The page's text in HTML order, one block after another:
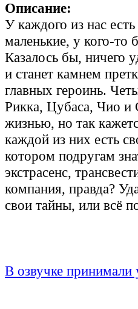
Описание:
У каждого из нас
маленькие, у кого-то
Казалось бы, ничего
и станет камнем
главных героинь.
Рикка, Цубаса, Чио
жизнью, но так
каждой из них есть
котором подругам
экстрасенс,
компания, правда?
свои тайны, или всё
В озвучке принимали